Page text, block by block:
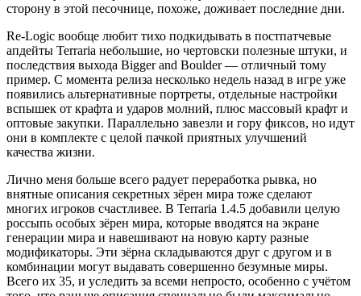
сторону в этой песочнице, похоже, доживает последние дни.
Re-Logic вообще любит тихо подкидывать в постпатчевые
апдейты Terraria небольшие, но чертовски полезные штуки, и
последствия выхода Bigger and Boulder — отличный тому
пример. С момента релиза несколько недель назад в игре уже
появились альтернативные портреты, отдельные настройки
вспышек от крафта и ударов молний, плюс массовый крафт и
оптовые закупки. Параллельно завезли и гору фиксов, но идут
они в комплекте с целой пачкой приятных улучшений
качества жизни.
Лично меня больше всего радует переработка рывка, но
внятные описания секретных зёрен мира тоже сделают
многих игроков счастливее. В Terraria 1.4.5 добавили целую
россыпь особых зёрен мира, которые вводятся на экране
генерации мира и навешивают на новую карту разные
модификаторы. Эти зёрна складываются друг с другом и в
комбинации могут выдавать совершенно безумные миры.
Всего их 35, и уследить за всеми непросто, особенно с учётом